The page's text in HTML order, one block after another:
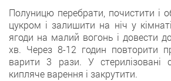
Полуницю перебрати, почистити і
цукром і залишити на ніч у
ягоди на малий вогонь і довести
хв. Через 8-12 годин повторити
варити 3 рази. У стерилізовані
кипляче варення і закрутити.